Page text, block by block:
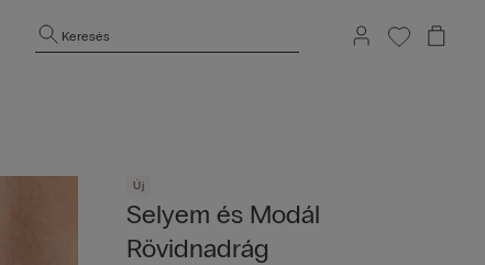
Keresés
Új
Selyem és Modál
Rövidnadrág